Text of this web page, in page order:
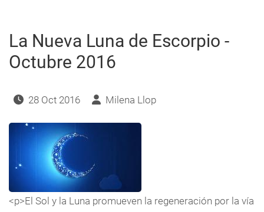
La Nueva Luna de Escorpio -
Octubre 2016
28 Oct 2016 Milena Llop
<p>El Sol y la Luna promueven la regeneración por la vía